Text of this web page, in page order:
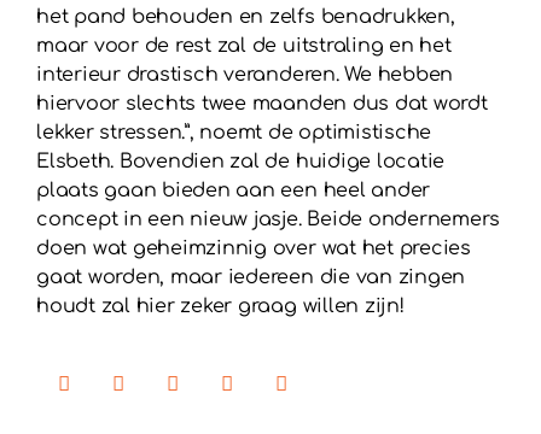
het pand behouden en zelfs benadrukken,
maar voor de rest zal de uitstraling en het
interieur drastisch veranderen. We hebben
hiervoor slechts twee maanden dus dat wordt
lekker stressen.”, noemt de optimistische
Elsbeth. Bovendien zal de huidige locatie
plaats gaan bieden aan een heel ander
concept in een nieuw jasje. Beide ondernemers
doen wat geheimzinnig over wat het precies
gaat worden, maar iedereen die van zingen
houdt zal hier zeker graag willen zijn!